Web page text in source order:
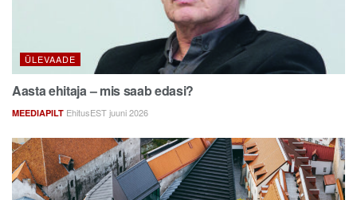
ÜLEVAADE
Aasta ehitaja – mis saab edasi?
MEEDIAPILT EhitusEST juuni 2026